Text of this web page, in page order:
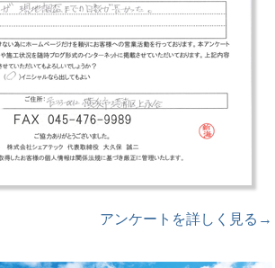
アンケートを詳しく見る→